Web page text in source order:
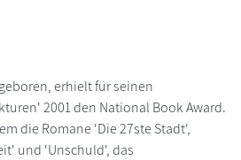
erhielt für seinen
2001 den National Book Award.
die Romane 'Die 27ste Stadt',
und 'Unschuld', das